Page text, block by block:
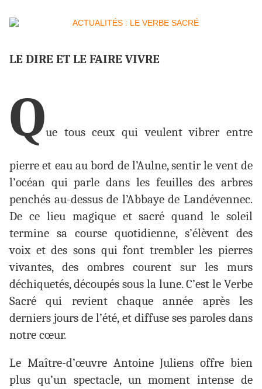
LE DIRE ET LE FAIRE VIVRE
Que tous ceux qui veulent vibrer entre
pierre et eau au bord de l’Aulne, sentir le vent de
l’océan qui parle dans les feuilles des arbres
penchés au-dessus de l’Abbaye de Landévennec.
De ce lieu magique et sacré quand le soleil
termine sa course quotidienne, s’élèvent des
voix et des sons qui font trembler les pierres
vivantes, des ombres courent sur les murs
déchiquetés, découpés sous la lune. C’est le Verbe
Sacré qui revient chaque année après les
derniers jours de l’été, et diffuse ses paroles dans
notre cœur.
Le Maître-d’œuvre Antoine Juliens offre bien
plus qu’un spectacle, un moment intense de